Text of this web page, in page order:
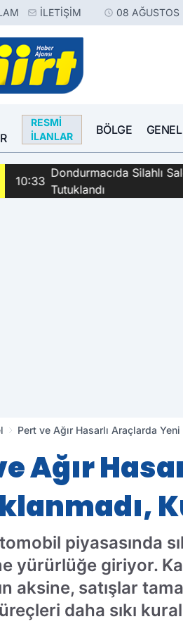
İLETIŞIM 08
RESMI
İLANLAR
BÖLGE GENEL
10:33
Dondurmacıda Silahlı
Tutuklandı
Pert ve Ağır Hasarlı Araçlarda Yeni
Ağır
piyasasında
yürürlüğe giriyor.
aksine, satışlar
daha sıkı